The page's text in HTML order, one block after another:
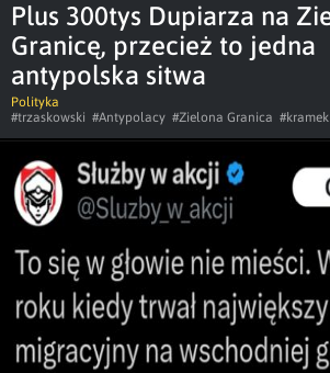
Plus 300tys Dupiarza na
Granicę, przecież to jedna
antypolska sitwa
Polityka
#trzaskowski #Antypolacy #Zielona Granica #kramek